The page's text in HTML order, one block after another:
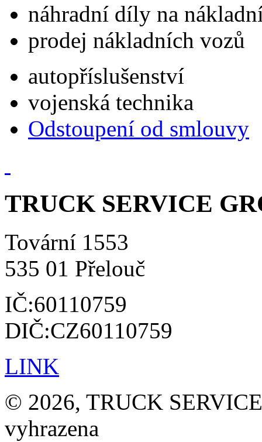
náhradní díly na
prodej nákladních vozů
autopříslušenství
vojenská technika
Odstoupení od smlouvy
TRUCK SERVICE
Tovární 1553
535 01 Přelouč
IČ:60110759
DIČ:CZ60110759
LINK
© 2026, TRUCK
vyhrazena